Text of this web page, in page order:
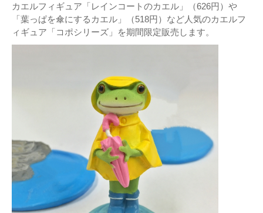
カエルフィギュア「レインコートのカエル」（626円）や
「葉っぱを傘にするカエル」（518円）など人気のカエルフ
ィギュア「コポシリーズ」を期間限定販売します。